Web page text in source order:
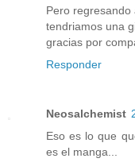
Pero
tendriamos una
gracias por
Responder
Neosalchemist
Eso es lo que
es el manga...